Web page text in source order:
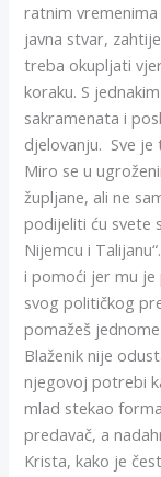
ratnim
javna stvar,
treba okupljati
koraku. S
sakramenata i
djelovanju. Sve
Miro se u
župljane, ali ne
podijeliti ću svete
Nijemcu i
i pomoći jer mu
svog političkog
pomažeš
Blaženik nije
njegovoj potrebi
mlad stekao
predavač, a
Krista, kako je